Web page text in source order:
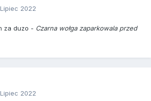
2022
za duzo - Czarna wołga zaparkowala przed
2022